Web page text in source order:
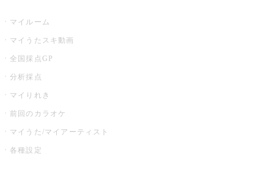
マイルーム
マイうたスキ動画
全国採点GP
分析採点
マイりれき
前回のカラオケ
マイうた/マイアーティスト
各種設定